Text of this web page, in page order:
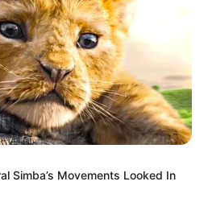
Φωτιά
σηκώθηκαν
την
Simba’s Movements Looked In